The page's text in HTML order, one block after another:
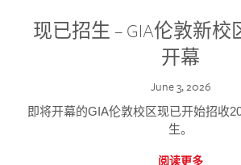
现已招生 – GIA伦敦新
开幕
June 3, 2026
即将开幕的GIA伦敦校区现已开始招收
生。
阅读更多